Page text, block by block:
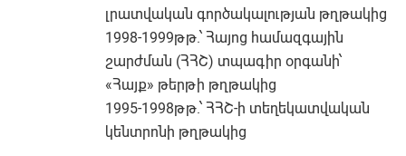
լրատվական գործակալության թղթակից
1998-1999թթ.՝ Հայոց համազգային
շարժման (ՀՀՇ) տպագիր օրգանի՝
«Հայք» թերթի թղթակից
1995-1998թթ.՝ ՀՀՇ-ի տեղեկատվական
կենտրոնի թղթակից